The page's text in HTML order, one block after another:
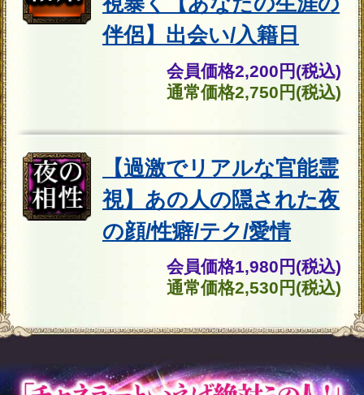
新着リリースコンテンツ
願叶/瞬間霊察で全看破◆嬉野つば
チャクラ占い｜人体覚醒＆強制成
就【運命正し現実変える神霊力】
月香
2026年8月3月追加
1万人絶賛【本音/現実/日付】48星
秘術で具体的中◆細密星読師 ミエ
ル | みのり -MINORI-
2026年7月30月追加
さず核心直撃【愛/人生決断占】桃
2026年7月27月追加